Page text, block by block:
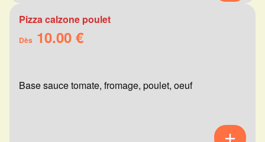
Pizza calzone poulet
Dès 10.00 €
Base sauce tomate, fromage, poulet, oeuf